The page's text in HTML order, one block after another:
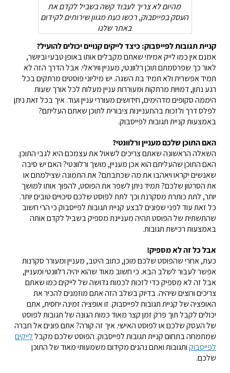
מהיום לא צריך לעבוד קשה בשביל לקדם את
העסק בפייסבוק, רכשו כעת מגוון שירותים לקידום
באתר שלנו
קניית תגובות לפייסבוק: כיצד לייקים קנויים יכולים להועיל?
אמנם אין כמו לייק אמיתי שאתם מקבלים אותו באופן טבעי וביושר,
לאור כך שפרסמתם תוכן רלוונטי, מעניין וויראלי. אבל הדרך הזה לא
תמיד אפשרית ולא תמיד בת השגה. יש מיליוני פוסטים מרתקים בכל
רגע נתון, דמויות מרתקות ומעוררות עניין מעלות לכל אורך שעות
היממה סקופים מדהימים, חידושים מעוררי עניין ועוד. איך בכל זאת ניתן
לפלס דרך ולזכות בהתעניינות ציבורית לתוכן שאתם העליתם?
באמצעות קניית תגובות לפייסבוק.
האם התוכן שלכם מעניין ורלוונטי?
השאלה הראשונה שאתם צריכים לשאול את עצמכם היא לגבי התוכן.
האם התוכן שהעליתם הוא אכן מעניין, מושך ורלוונטי? האם יש סיבה
שאנשים יקראו ויאהבו את מה שכתבתם? את התמונה שצילמתם או
את הסרטון שלכם? תמיד ניתן לשפר את הפוסט, להפוך אותו למושך
יותר, לתת כותרת מסקרנת וכך לתת לפוסט שלכם סיכויים טובים יותר.
כל זאת עוד לפני שפונים לבצע קניית תגובות לפייסבוק כי הרי חשוב
שהתשתית של הפוסט תהיה מעניינת מספיק בשביל לקדם אותה
באמצעות רכישת תגובות.
אבל כל זה לא מספיק!
כעת, אחרי שהפוסט שלכם מוכן, כתוב היטב, מעניין ומעורר סקרנות
אפשר לעבור לשלב הבא. כי חשוב מאוד שהוא יהיה רלוונטי ומעניין,
אבל זה לא מספיק כדי לזכות לכמות גדושה של לייקים כמו שאתם
צריכים ורוצים שיהיה. בדיוק בשלב הזה אתם מוזמנים להכיר את
האופציה של קניית תגובות לפייסבוק. זו אופציה זמינה יחסית, אתם
יכולים לקבל תוך פרק זמן קצר מאוד כמות הגונה של תגובות לפוסט
של העסק שלכם או לפוסט האישי. איך זה קורה? אתם פונים אל חברה
שמתמחה בתחום קניית תגובות לפייסבוק. הפוסט שלכם מקבללייקים
לפייסבוקותגובות ואתם נהנים מקידום משמעותי מאוד של התוכן
שלכם.